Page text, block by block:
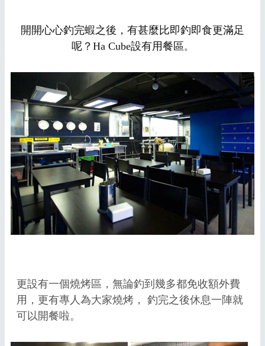
開開心心釣完蝦之後，有甚麼比即釣即食更滿足
呢？Ha Cube設有用餐區。
更設有一個燒烤區，無論釣到幾多都免收額外費
用，更有專人為大家燒烤， 釣完之後休息一陣就
可以開餐啦。